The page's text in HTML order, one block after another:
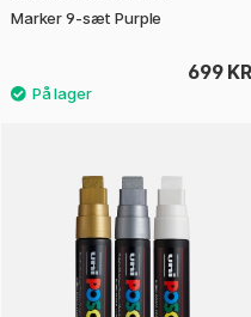
Marker 9-sæt Purple
699 KR